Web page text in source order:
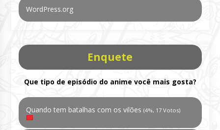
WordPress.org
Enquete
Que tipo de episódio do anime você mais gosta?
Quando tem batalhas com os vilões (4%, 17 Votos)